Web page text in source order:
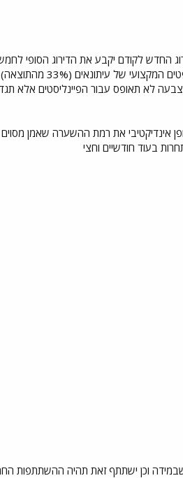
החדש לקודם יקבע את הדירוג הסופי
המובילים תהיה הזדמנות להופיע שוב, והפעם הם יבחרו על ידי הציבור
האחרונים, ההצבעה לא תאופס עבור הפיינליסטים
אינדיקטיבי את רמת ההשערה שאמן
בעוד חודשיים וחצי
וכן ישתתף זאת תהיה ההשתתפות